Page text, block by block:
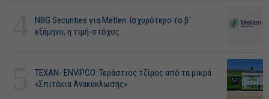
NBG Securities για Metlen: Ισχυρότερο το β'
εξάμηνο, η τιμή-στόχος
ΤΕΧΑΝ- ENVIPCO: Τεράστιος τζίρος από τα μικρά
«Σπιτάκια Ανακύκλωσης»